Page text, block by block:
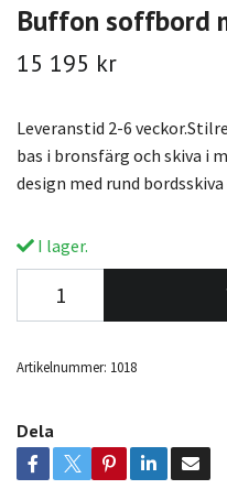
Buffon soffbord
15 195 kr
Leveranstid 2-6
bas i bronsfärg och skiva i
design med rund
I lager.
Artikelnummer: 1018
Dela